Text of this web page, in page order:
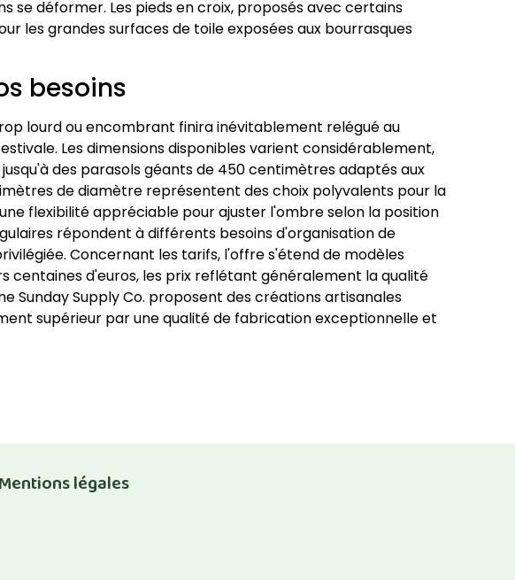
déformer. Les pieds en croix, proposés avec certains
les grandes surfaces de toile exposées aux bourrasques
besoins
lourd ou encombrant finira inévitablement relégué au
Les dimensions disponibles varient considérablement,
des parasols géants de 450 centimètres adaptés aux
de diamètre représentent des choix polyvalents pour la
flexibilité appréciable pour ajuster l'ombre selon la position
répondent à différents besoins d'organisation de
Concernant les tarifs, l'offre s'étend de modèles
centaines d'euros, les prix reflétant généralement la qualité
Sunday Supply Co. proposent des créations artisanales
supérieur par une qualité de fabrication exceptionnelle et
Mentions légales